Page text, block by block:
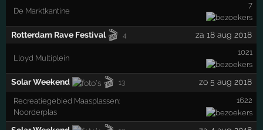
De Marktkantine
7
Rotterdam Rave Festival 🎬 4 za 18 aug 2018
Lloyd Multiplein
1021
Solar Weekend 🎬 13 zo 5 aug 2018
Recreatiegebied Maasplassen:
Noorderplas
1622